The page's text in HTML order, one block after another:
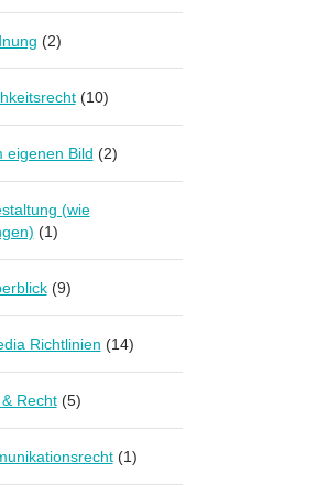
(2)
(10)
eigenen Bild (2)
(wie
(1)
(9)
Richtlinien (14)
Recht(5)
(1)